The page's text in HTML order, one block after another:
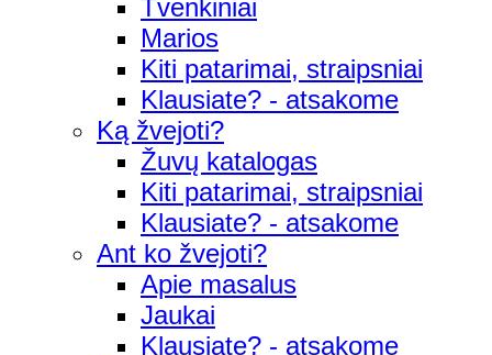
Tvenkiniai
Marios
Kiti patarimai, straipsniai
Klausiate? - atsakome
Ką žvejoti?
Žuvų katalogas
Kiti patarimai, straipsniai
Klausiate? - atsakome
Ant ko žvejoti?
Apie masalus
Jaukai
Klausiate? - atsakome